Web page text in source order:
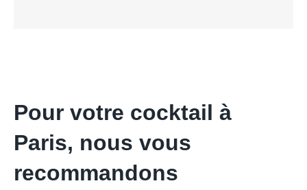
Pour votre cocktail à
Paris, nous vous
recommandons